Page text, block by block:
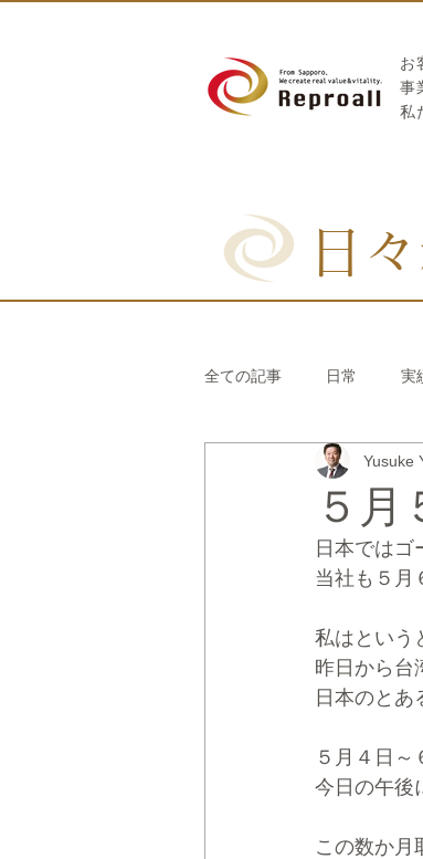
お
事
私
日
全ての記事 日常 実
リブランディング®
CRMブランディング®
５
Yusuke
日本ではゴ
当社も５月
私はという
昨日から台
日本のとあ
５月４日～
今日の午後
この数か月